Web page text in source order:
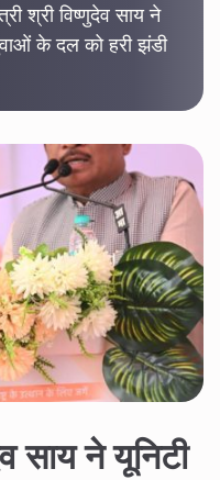
श्री विष्णुदेव साय ने
के दल को हरी झंडी
साय ने यूनिटी